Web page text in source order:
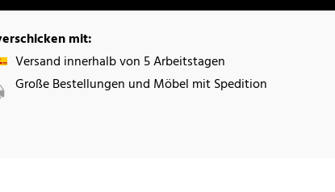
mit:
Versand innerhalb von 5 Arbeitstagen
Große Bestellungen und Möbel mit Spedition